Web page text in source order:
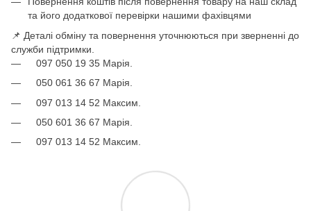
та його додаткової перевірки нашими фахівцями
📌 Деталі обміну та повернення уточнюються при зверненні до
служби підтримки.
097 050 19 35 Марія.
050 061 36 67 Марія.
097 013 14 52 Максим.
050 601 36 67 Марія.
097 013 14 52 Максим.